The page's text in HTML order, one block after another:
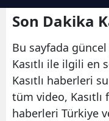
Son Dakika
Bu sayfada
Kasıtlı ile ilgili en
Kasıtlı haberleri
tüm video, Kasıtlı
haberleri Türkiye